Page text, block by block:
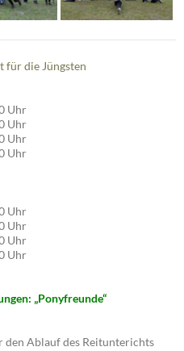
für die Jüngsten
Uhr
Uhr
Uhr
Uhr
Uhr
Uhr
Uhr
Uhr
„Ponyfreunde“
Ablauf des Reitunterichts